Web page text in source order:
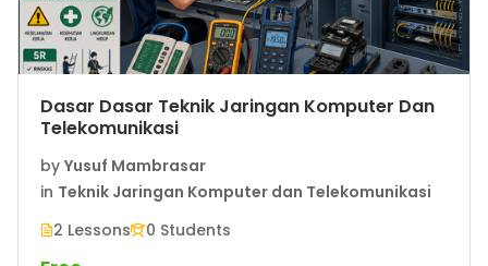
Dasar Dasar Teknik Jaringan Komputer Dan
Telekomunikasi
by Yusuf Mambrasar
in Teknik Jaringan Komputer dan Telekomunikasi
2 Lessons
0 Students